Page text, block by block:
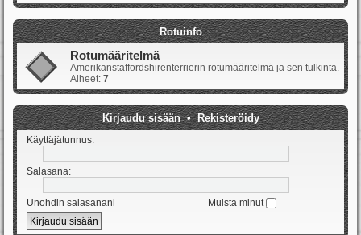
Rotuinfo
Rotumääritelmä
Amerikanstaffordshirenterrierin rotumääritelmä ja sen tulkinta.
Aiheet: 7
Kirjaudu sisään•Rekisteröidy
Käyttäjätunnus:
Salasana:
Unohdin salasanani Muista minut